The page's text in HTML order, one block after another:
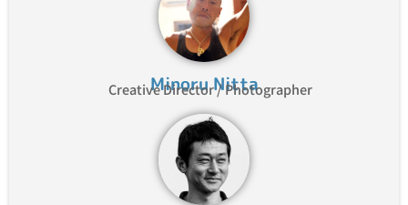
Minoru Nitta
Creative Director / Photographer